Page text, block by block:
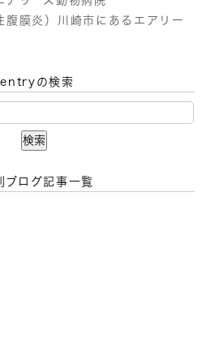
腹膜炎）川崎市にあるエアリー
entryの検索
ブログ記事一覧